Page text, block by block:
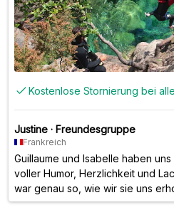
Kostenlose Stornierung bei
Justine · Freundesgruppe
Frankreich
Guillaume und Isabelle haben
voller Humor, Herzlichkeit und
war genau so, wie wir sie uns
Orte und jede Menge